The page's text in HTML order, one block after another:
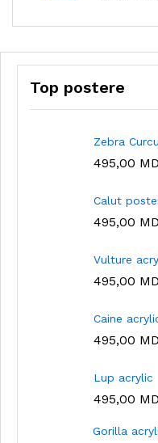
Top postere
Zebra
495,00
Calut
495,00
Vulture
495,00
Caine
495,00
Lup acrylic
495,00
Gorilla